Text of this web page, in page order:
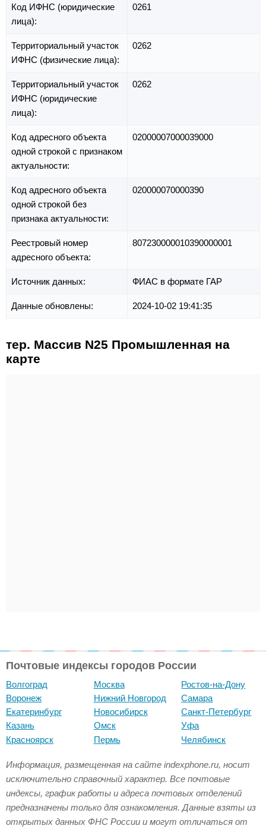
Код ИФНС (юридические
лица):
0261
Территориальный участок
ИФНС (физические лица):
0262
Территориальный участок
ИФНС (юридические
лица):
0262
Код адресного объекта
одной строкой с признаком
актуальности:
02000007000039000
Код адресного объекта
одной строкой без
признака актуальности:
020000070000390
Реестровый номер
адресного объекта:
807230000010390000001
Источник данных: ФИАС в формате ГАР
Данные обновлены: 2024-10-02 19:41:35
тер. Массив N25 Промышленная на
карте
Почтовые индексы городов России
Волгоград
Воронеж
Екатеринбург
Казань
Красноярск
Москва
Нижний Новгород
Новосибирск
Омск
Пермь
Ростов-на-Дону
Самара
Санкт-Петербург
Уфа
Челябинск
Информация, размещенная на сайте indexphone.ru, носит
исключительно справочный характер. Все почтовые
индексы, график работы и адреса почтовых отделений
предназначены только для ознакомления. Данные взяты из
открытых данных ФНС России и могут отличаться от